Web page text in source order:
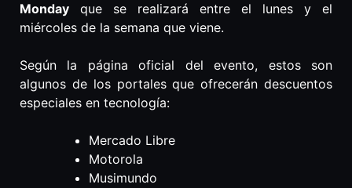
Monday que se realizará entre el lunes y el
miércoles de la semana que viene.
Según la página oficial del evento, estos son
algunos de los portales que ofrecerán descuentos
especiales en tecnología:
Mercado Libre
Motorola
Musimundo